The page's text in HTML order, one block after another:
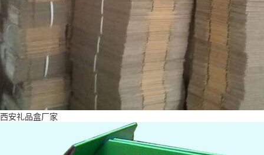
西安礼品盒厂家